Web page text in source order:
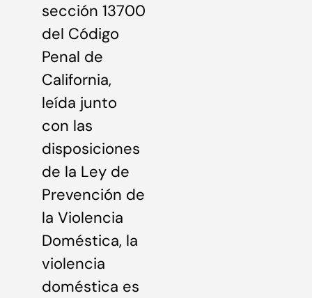
sección 13700
del Código
Penal de
California,
leída junto
con las
disposiciones
de la Ley de
Prevención de
la Violencia
Doméstica, la
violencia
doméstica es